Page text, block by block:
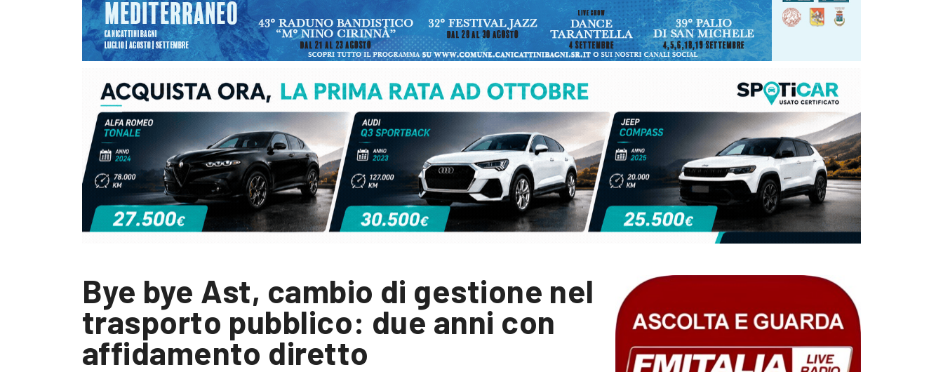
Bye bye Ast, cambio di gestione nel
trasporto pubblico: due anni con
affidamento diretto